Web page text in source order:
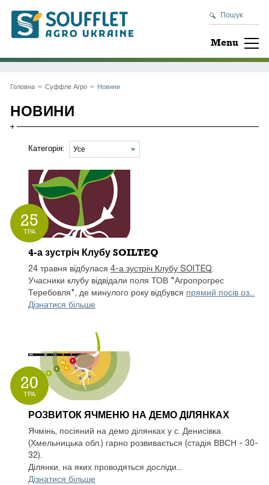
Пошук
Menu
Головна Суффле Агро Новини
НОВИНИ
Категорія:
25
ТРА
4-а зустріч Клубу SOILTEQ
24 травня відбулася 4-а зустріч Клубу SOITEQ.
Учасники клубу відвідали поля ТОВ "Агропрогрес
Теребовля", де минулого року відбувся прямий посів оз...
Дізнатися більше
20
ТРА
РОЗВИТОК ЯЧМЕНЮ НА ДЕМО ДІЛЯНКАХ
Ячмінь, посіяний на демо ділянках у с. Денисівка
(Хмельницька обл.) гарно розвивається (стадія ВВСН - 30-
32).
Ділянки, на яких проводяться досліди...
Дізнатися більше